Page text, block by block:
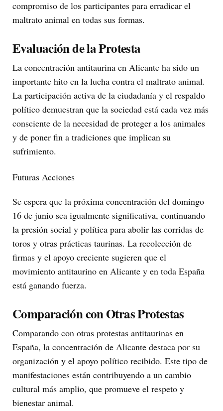
compromiso de los participantes para erradicar el
maltrato animal en todas sus formas.
Evaluación de la Protesta
La concentración antitaurina en Alicante ha sido un
importante hito en la lucha contra el maltrato animal.
La participación activa de la ciudadanía y el respaldo
político demuestran que la sociedad está cada vez más
consciente de la necesidad de proteger a los animales
y de poner fin a tradiciones que implican su
sufrimiento.
Futuras Acciones
Se espera que la próxima concentración del domingo
16 de junio sea igualmente significativa, continuando
la presión social y política para abolir las corridas de
toros y otras prácticas taurinas. La recolección de
firmas y el apoyo creciente sugieren que el
movimiento antitaurino en Alicante y en toda España
está ganando fuerza.
Comparación con Otras Protestas
Comparando con otras protestas antitaurinas en
España, la concentración de Alicante destaca por su
organización y el apoyo político recibido. Este tipo de
manifestaciones están contribuyendo a un cambio
cultural más amplio, que promueve el respeto y
bienestar animal.